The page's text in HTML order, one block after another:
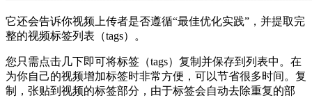
它还会告诉你视频上传者是否遵循“最佳优化实践”，并提取完
整的视频标签列表（tags）。
您只需点击几下即可将标签（tags）复制并保存到列表中。在
为你自己的视频增加标签时非常方便，可以节省很多时间。复
制，张贴到视频的标签部分，由于标签会自动去除重复的部